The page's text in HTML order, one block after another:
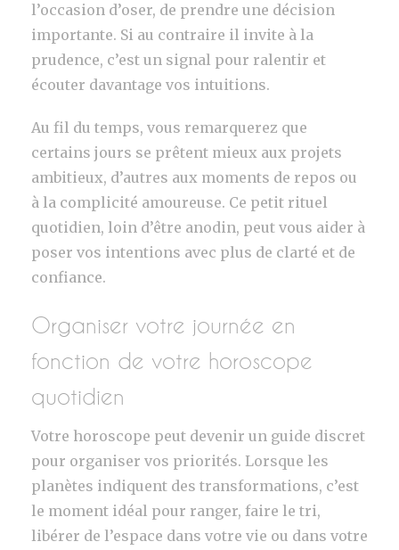
l’occasion d’oser, de prendre une décision
importante. Si au contraire il invite à la
prudence, c’est un signal pour ralentir et
écouter davantage vos intuitions.
Au fil du temps, vous remarquerez que
certains jours se prêtent mieux aux projets
ambitieux, d’autres aux moments de repos ou
à la complicité amoureuse. Ce petit rituel
quotidien, loin d’être anodin, peut vous aider à
poser vos intentions avec plus de clarté et de
confiance.
Organiser votre journée en
fonction de votre horoscope
quotidien
Votre horoscope peut devenir un guide discret
pour organiser vos priorités. Lorsque les
planètes indiquent des transformations, c’est
le moment idéal pour ranger, faire le tri,
libérer de l’espace dans votre vie ou dans votre